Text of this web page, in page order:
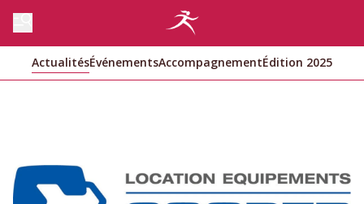
ActualitésÉvénementsAccompagnementÉdition 2025